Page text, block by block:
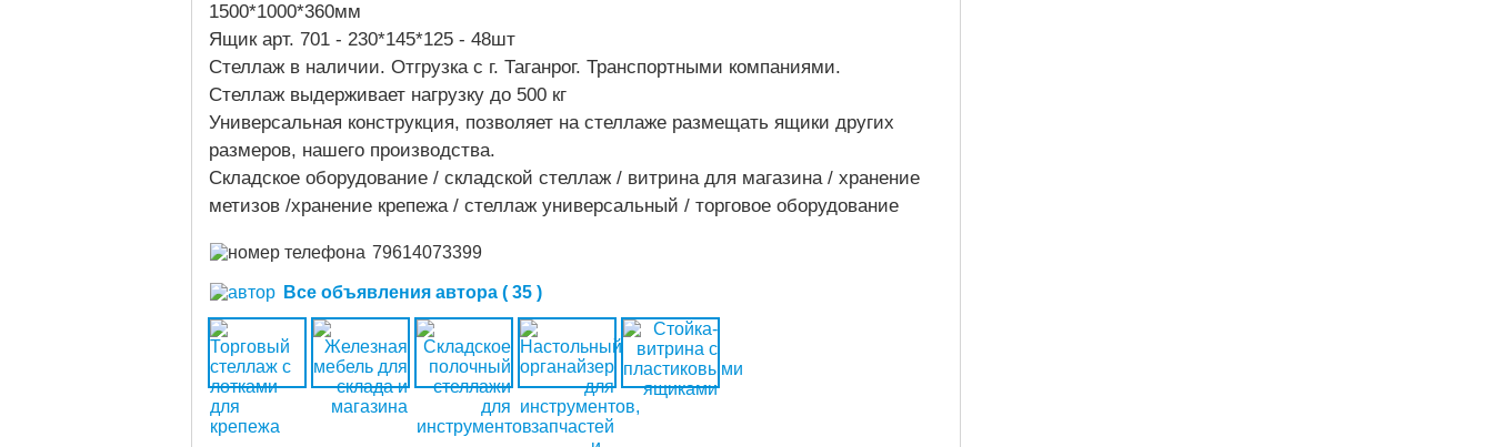
1500*1000*360мм
Ящик арт. 701 - 230*145*125 - 48шт
Стеллаж в наличии. Отгрузка с г. Таганрог. Транспортными компаниями.
Стеллаж выдерживает нагрузку до 500 кг
Универсальная конструкция, позволяет на стеллаже размещать ящики других
размеров, нашего производства.
Складское оборудование / складской стеллаж / витрина для магазина / хранение
метизов /хранение крепежа / стеллаж универсальный / торговое оборудование
79614073399
Все объявления автора ( 35 )